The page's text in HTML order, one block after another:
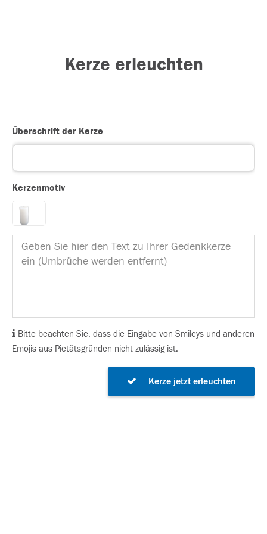
Kerze erleuchten
Überschrift der Kerze
Kerzenmotiv
Bitte beachten Sie, dass die Eingabe von Smileys und anderen
Emojis aus Pietätsgründen nicht zulässig ist.
Kerze jetzt erleuchten